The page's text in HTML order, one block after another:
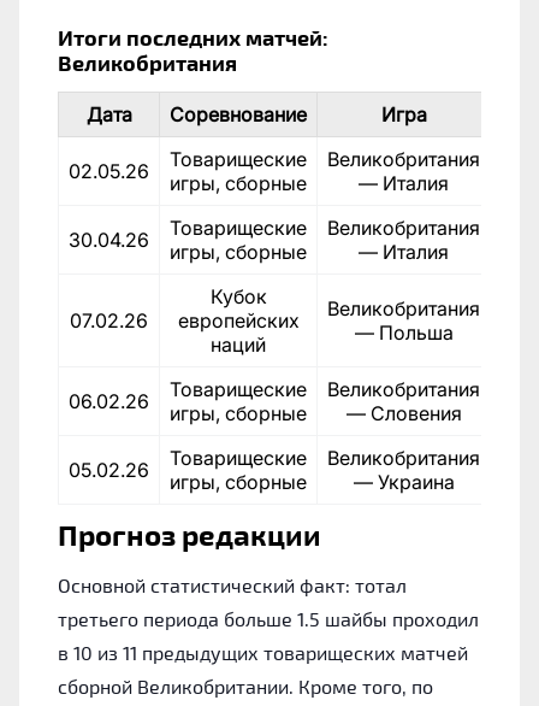
Итоги последних матчей:
Великобритания
Дата Соревнование Игра
02.05.26
Товарищеские
игры, сборные
Великобритания
— Италия
30.04.26
Товарищеские
игры, сборные
Великобритания
— Италия
07.02.26
Кубок
европейских
наций
Великобритания
— Польша
06.02.26
Товарищеские
игры, сборные
Великобритания
— Словения
05.02.26
Товарищеские
игры, сборные
Великобритания
— Украина
Прогноз редакции
Основной статистический факт: тотал
третьего периода больше 1.5 шайбы проходил
в 10 из 11 предыдущих товарищеских матчей
сборной Великобритании. Кроме того, по